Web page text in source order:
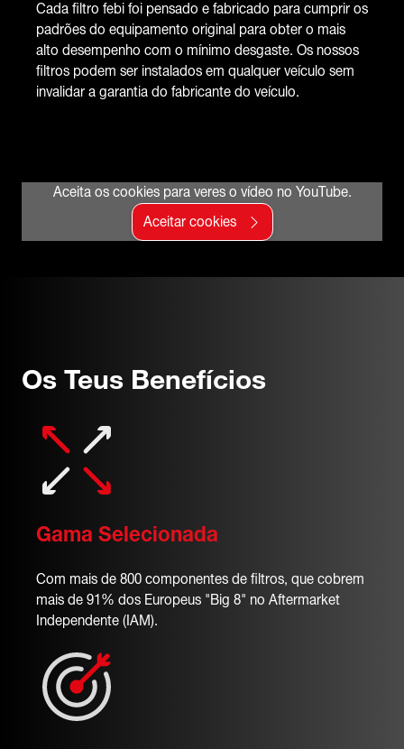
Cada filtro febi foi pensado e fabricado para cumprir os
padrões do equipamento original para obter o mais
alto desempenho com o mínimo desgaste. Os nossos
filtros podem ser instalados em qualquer veículo sem
invalidar a garantia do fabricante do veículo.
Aceita os cookies para veres o vídeo no YouTube.
Aceitar cookies
Os Teus Benefícios
Gama Selecionada
Com mais de 800 componentes de filtros, que cobrem
mais de 91% dos Europeus "Big 8" no Aftermarket
Independente (IAM).